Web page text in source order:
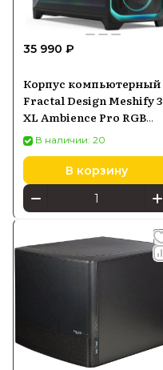
35 990 ₽
Корпус компьютерный
Fractal Design Meshify 3
XL Ambience Pro RGB
Black TG Light Tint (FD-
CMES3-X03)
В наличии: 20
В корзину